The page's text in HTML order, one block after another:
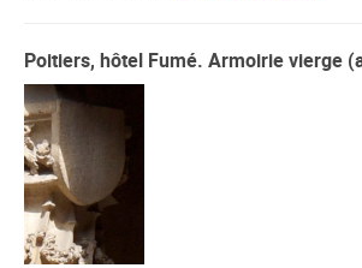
Poitiers, hôtel Fumé. Armoirie vierge